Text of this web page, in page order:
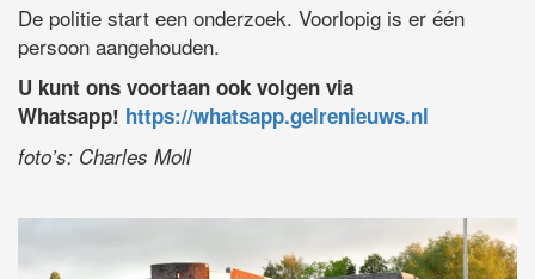
De politie start een onderzoek. Voorlopig is er één
persoon aangehouden.
U kunt ons voortaan ook volgen via
Whatsapp! https://whatsapp.gelrenieuws.nl
foto’s: Charles Moll